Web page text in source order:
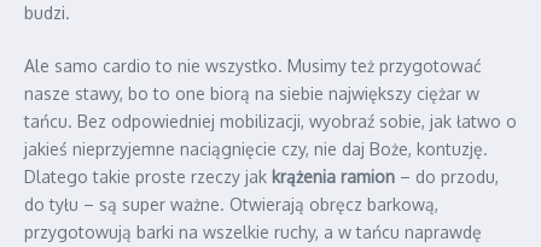
budzi.
Ale samo cardio to nie wszystko. Musimy też przygotować
nasze stawy, bo to one biorą na siebie największy ciężar w
tańcu. Bez odpowiedniej mobilizacji, wyobraź sobie, jak łatwo o
jakieś nieprzyjemne naciągnięcie czy, nie daj Boże, kontuzję.
Dlatego takie proste rzeczy jak krążenia ramion – do przodu,
do tyłu – są super ważne. Otwierają obręcz barkową,
przygotowują barki na wszelkie ruchy, a w tańcu naprawdę